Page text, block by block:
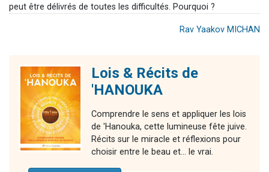
peut être délivrés de toutes les difficultés. Pourquoi ?
Rav Yaakov MICHAN
Lois & Récits de
'HANOUKA
Comprendre le sens et appliquer les lois
de 'Hanouka, cette lumineuse fête juive.
Récits sur le miracle et réflexions pour
choisir entre le beau et... le vrai.